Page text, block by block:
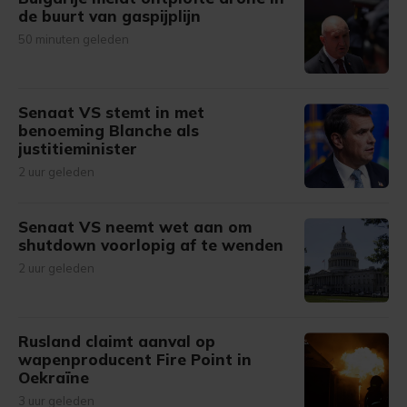
de buurt van gaspijplijn
50 minuten geleden
Senaat VS stemt in met
benoeming Blanche als
justitieminister
2 uur geleden
Senaat VS neemt wet aan om
shutdown voorlopig af te wenden
2 uur geleden
Rusland claimt aanval op
wapenproducent Fire Point in
Oekraïne
3 uur geleden